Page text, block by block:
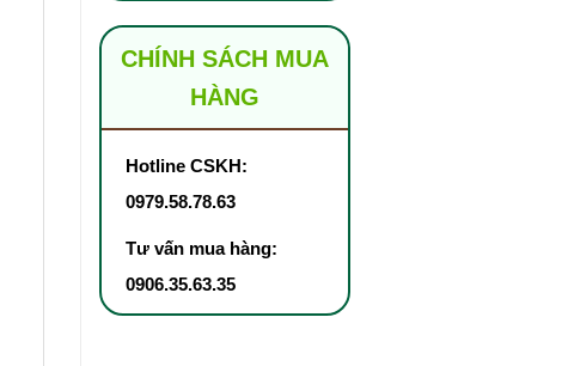
CHÍNH SÁCH MUA
HÀNG
Hotline CSKH:
0979.58.78.63
Tư vấn mua hàng:
0906.35.63.35